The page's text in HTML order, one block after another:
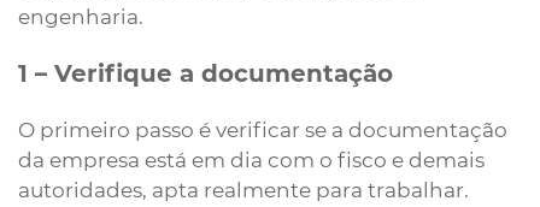
engenharia.
1 – Verifique a documentação
O primeiro passo é verificar se a documentação
da empresa está em dia com o fisco e demais
autoridades, apta realmente para trabalhar.